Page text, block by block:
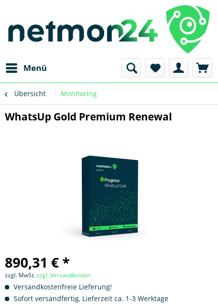
Menü
Übersicht Monitoring
WhatsUp Gold Premium Renewal
890,31 € *
zzgl. MwSt.zzgl. Versandkosten
Versandkostenfreie Lieferung!
Sofort versandfertig, Lieferzeit ca. 1-3 Werktage